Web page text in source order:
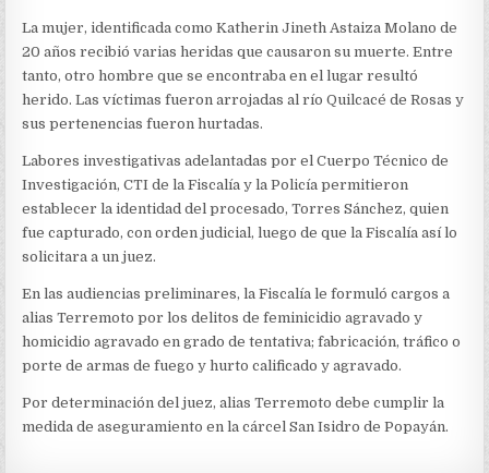
La mujer, identificada como Katherin Jineth Astaiza Molano de
20 años recibió varias heridas que causaron su muerte. Entre
tanto, otro hombre que se encontraba en el lugar resultó
herido. Las víctimas fueron arrojadas al río Quilcacé de Rosas y
sus pertenencias fueron hurtadas.
Labores investigativas adelantadas por el Cuerpo Técnico de
Investigación, CTI de la Fiscalía y la Policía permitieron
establecer la identidad del procesado, Torres Sánchez, quien
fue capturado, con orden judicial, luego de que la Fiscalía así lo
solicitara a un juez.
En las audiencias preliminares, la Fiscalía le formuló cargos a
alias Terremoto por los delitos de feminicidio agravado y
homicidio agravado en grado de tentativa; fabricación, tráfico o
porte de armas de fuego y hurto calificado y agravado.
Por determinación del juez, alias Terremoto debe cumplir la
medida de aseguramiento en la cárcel San Isidro de Popayán.